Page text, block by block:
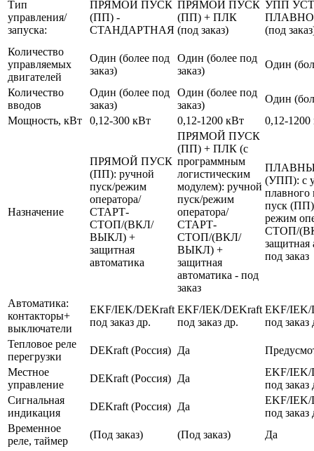
Тип
управления/
запуска:
ПРЯМОЙ ПУСК
(ПП) -
СТАНДАРТНАЯ
ПРЯМОЙ ПУСК
(ПП) + ПЛК
(под заказ)
УПП
(под
Количество
управляемых
двигателей
Один (более под
заказ)
Один (более под
заказ)
Один
Количество
вводов
Один (более под
заказ)
Один (более под
заказ)
Один
Мощность, кВт
0,12-300 кВт 0,12-1200 кВт 0,12-1200
Назначение
ПРЯМОЙ ПУСК
(ПП): ручной
пуск/режим
оператора/
СТАРТ-
СТОП/(ВКЛ/
ВЫКЛ) +
защитная
автоматика
ПРЯМОЙ ПУСК
(ПП) + ПЛК (с
программным
логистическим
модулем): ручной
пуск/режим
оператора/
СТАРТ-
СТОП/(ВКЛ/
ВЫКЛ) +
защитная
автоматика - под
заказ
(УПП): с
плавного
пуск
режим
СТОП/
защитная
под заказ
Автоматика:
контакторы+
выключатели
EKF/IEK/DEKraft
под заказ др.
EKF/IEK/DEKraft
под заказ др.
EKF/IEK/
под заказ
Тепловое реле
перегрузки
DEKraft (Россия) Да
Местное
управление
DEKraft (Россия) Да
EKF/IEK/
под заказ
Сигнальная
индикация
DEKraft (Россия) Да
EKF/IEK/
под заказ
Временное
реле, таймер
(Под заказ) (Под заказ)
Да